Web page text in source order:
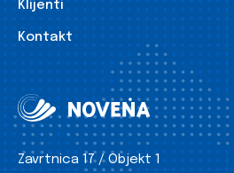
Klijenti
Kontakt
Zavrtnica 17 / Objekt 1